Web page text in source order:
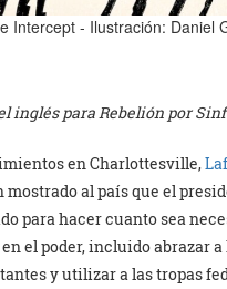
Intercept - Ilustración: Daniel
inglés para Rebelión por
en Charlottesville,
mostrado al país que el
para hacer cuanto sea
el poder, incluido abrazar
y utilizar a las tropas